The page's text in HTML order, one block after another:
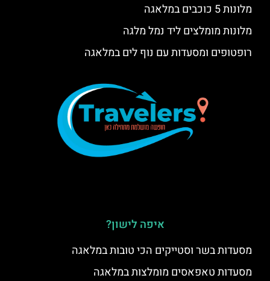
מלונות 5 כוכבים במלאגה
מלונות מומלצים ליד נמל מלגה
רופטופים ומסעדות עם נוף לים במלאגה
איפה לישון?
מסעדות בשר וסטייקים הכי טובות במלאגה
מסעדות טאפאסים מומלצות במלאגה